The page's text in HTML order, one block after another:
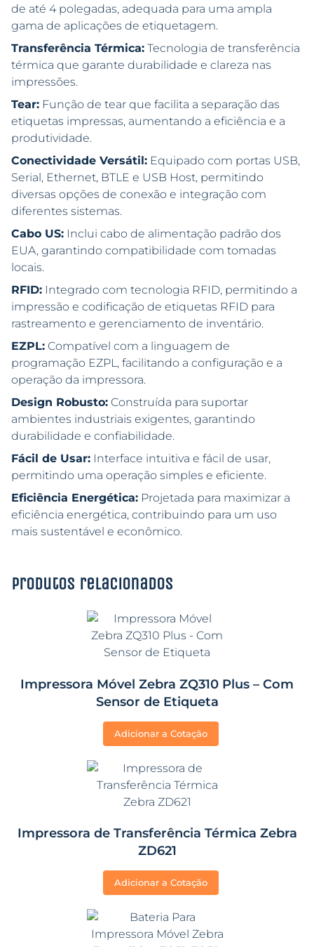
de até 4 polegadas, adequada para uma ampla
gama de aplicações de etiquetagem.
Transferência Térmica: Tecnologia de transferência
térmica que garante durabilidade e clareza nas
impressões.
Tear: Função de tear que facilita a separação das
etiquetas impressas, aumentando a eficiência e a
produtividade.
Conectividade Versátil: Equipado com portas USB,
Serial, Ethernet, BTLE e USB Host, permitindo
diversas opções de conexão e integração com
diferentes sistemas.
Cabo US: Inclui cabo de alimentação padrão dos
EUA, garantindo compatibilidade com tomadas
locais.
RFID: Integrado com tecnologia RFID, permitindo a
impressão e codificação de etiquetas RFID para
rastreamento e gerenciamento de inventário.
EZPL: Compatível com a linguagem de
programação EZPL, facilitando a configuração e a
operação da impressora.
Design Robusto: Construída para suportar
ambientes industriais exigentes, garantindo
durabilidade e confiabilidade.
Fácil de Usar: Interface intuitiva e fácil de usar,
permitindo uma operação simples e eficiente.
Eficiência Energética: Projetada para maximizar a
eficiência energética, contribuindo para um uso
mais sustentável e econômico.
Produtos relacionados
Impressora Móvel Zebra ZQ310 Plus – Com
Sensor de Etiqueta
Adicionar a Cotação
Impressora de Transferência Térmica Zebra
ZD621
Adicionar a Cotação